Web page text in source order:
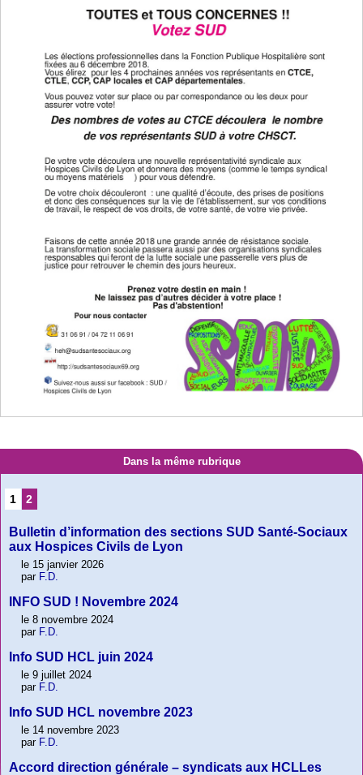
Dans la même rubrique
1 2
Bulletin d’information des sections SUD Santé-Sociaux
aux Hospices Civils de Lyon
le 15 janvier 2026
par F.D.
INFO SUD ! Novembre 2024
le 8 novembre 2024
par F.D.
Info SUD HCL juin 2024
le 9 juillet 2024
par F.D.
Info SUD HCL novembre 2023
le 14 novembre 2023
par F.D.
Accord direction générale – syndicats aux HCLLes